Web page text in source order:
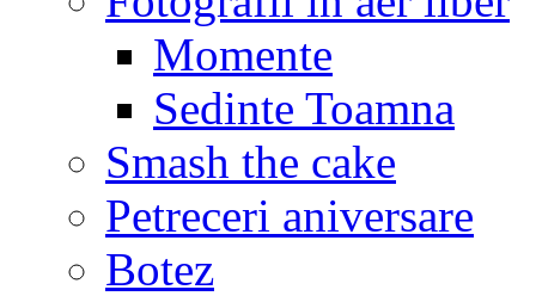
Momente
Sedinte Toamna
Smash the cake
Petreceri aniversare
Botez